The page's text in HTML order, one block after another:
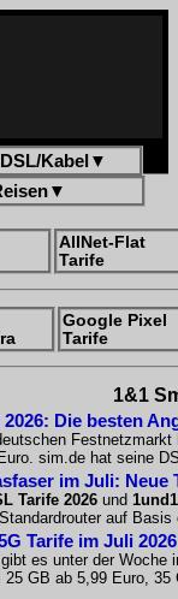
Kabel ▼
▼
AllNet-Flat
Tarife
Google Pixel
Tarife
1&1
Die besten
sim.de hat seine
im Juli: Neue
Tarife 2026 und
auf
Tarife im Juli
es unter der Woche
25 GB ab 5,99 Euro,